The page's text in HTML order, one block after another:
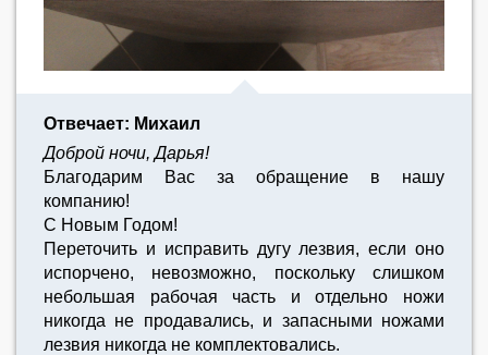
Отвечает: Михаил
Доброй ночи, Дарья!
Благодарим Вас за обращение в нашу
компанию!
С Новым Годом!
Переточить и исправить дугу лезвия, если оно
испорчено, невозможно, поскольку слишком
небольшая рабочая часть и отдельно ножи
никогда не продавались, и запасными ножами
лезвия никогда не комплектовались.